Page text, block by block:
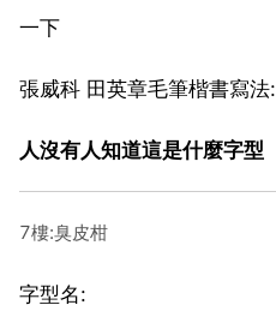
一下
張威科 田英章毛筆楷書寫法:
人沒有人知道這是什麼字型
7樓:臭皮柑
字型名: